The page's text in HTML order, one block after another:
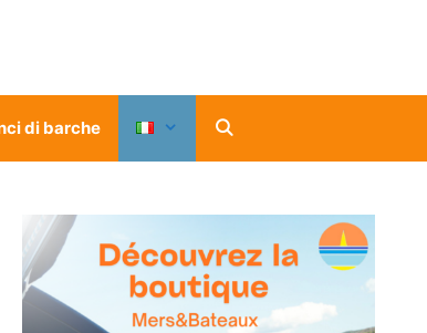
di barche